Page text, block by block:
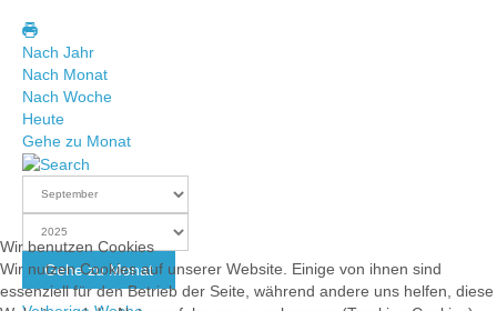
Nach Jahr
Nach Monat
Nach Woche
Heute
Gehe zu Monat
Gehe zu Monat
Wir benutzen Cookies
Wir nutzen Cookies auf unserer Website. Einige von ihnen sind
essenziell für den Betrieb der Seite, während andere uns helfen, diese